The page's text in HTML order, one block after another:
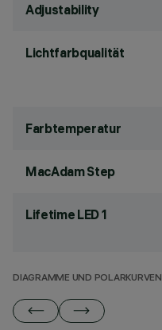
Adjustability
Lichtfarbqualität
Farbtemperatur
MacAdam Step
Lifetime LED 1
DIAGRAMME UND POLARKURVEN